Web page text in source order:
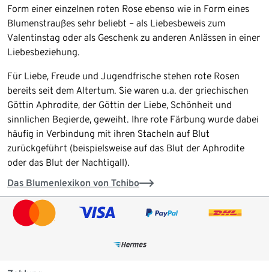
Form einer einzelnen roten Rose ebenso wie in Form eines
Blumenstraußes sehr beliebt – als Liebesbeweis zum
Valentinstag oder als Geschenk zu anderen Anlässen in einer
Liebesbeziehung.
Für Liebe, Freude und Jugendfrische stehen rote Rosen
bereits seit dem Altertum. Sie waren u.a. der griechischen
Göttin Aphrodite, der Göttin der Liebe, Schönheit und
sinnlichen Begierde, geweiht. Ihre rote Färbung wurde dabei
häufig in Verbindung mit ihren Stacheln auf Blut
zurückgeführt (beispielsweise auf das Blut der Aphrodite
oder das Blut der Nachtigall).
Das Blumenlexikon von Tchibo